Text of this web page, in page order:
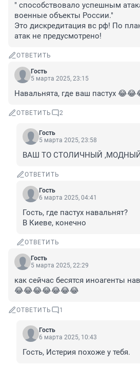
" способствовало успешным
военные объекты России."
Это дискредитация вс рф! По
атак не предусмотрено!
ОТВЕТИТЬ
Гость
5 марта 2025, 23:15
Навальнята, где ваш пастух
ОТВЕТИТЬ 2
Гость
5 марта 2025, 23:58
ВАШ ТО СТОЛИЧНЫЙ
ОТВЕТИТЬ
Гость
6 марта 2025, 04:41
Гость, где пастух навальнят?
В Киеве, конечно
ОТВЕТИТЬ
Гость
5 марта 2025, 22:29
как сейчас бесятся иноагенты
😂😂😂😂😂😂😂
ОТВЕТИТЬ 1
Гость
6 марта 2025, 10:43
Гость, Истерия похоже у тебя.